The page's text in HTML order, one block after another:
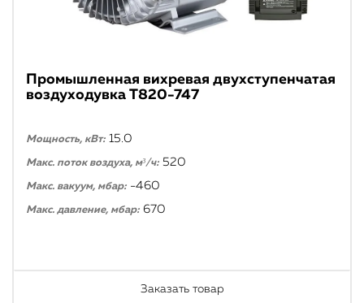
Промышленная вихревая двухступенчатая
воздуходувка T820-747
Мощность, кВт: 15.0
Макс. поток воздуха, м³/ч: 520
Макс. вакуум, мбар: -460
Макс. давление, мбар: 670
Заказать товар